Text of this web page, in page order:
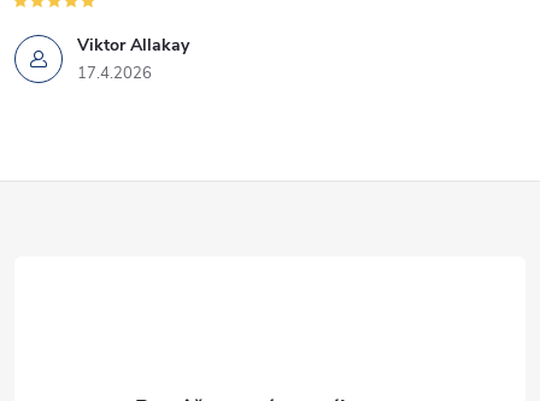
ý
p
s
Viktor Allakay
17.4.2026